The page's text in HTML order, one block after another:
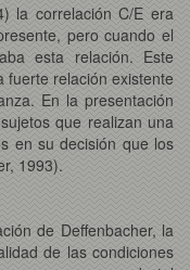
la correlación C/E era
pero cuando el
esta relación. Este
fuerte relación existente
En la presentación
que realizan una
en su decisión que los
1993).
de Deffenbacher, la
de las condiciones